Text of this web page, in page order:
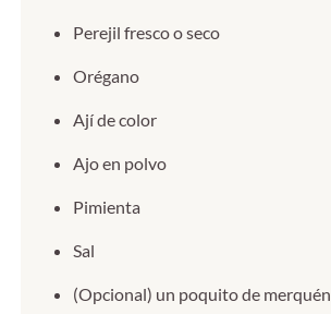
Perejil fresco o seco
Orégano
Ají de color
Ajo en polvo
Pimienta
Sal
(Opcional) un poquito de merquén